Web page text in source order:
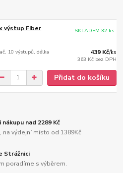
výstup Fiber
10 výstupů, délka
439 Kč/ks
363 Kč bez DPH
SKLADEM 32 ks
Přidat do košíku
nad 2289 Kč
na výdejní místo od 1389Kč
Strážnici
poradíme s výběrem.